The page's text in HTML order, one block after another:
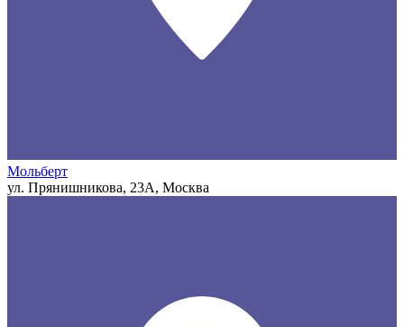
Мольберт
ул. Прянишникова, 23А, Москва